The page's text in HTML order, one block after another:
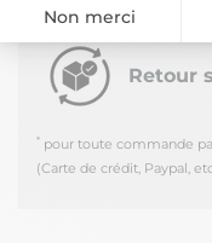
Non merci
Axeptio consent
Plateforme de Gestion
Notre plateforme vous
Corse
Retour
* pour toute commande
(Carte de crédit, Paypal,